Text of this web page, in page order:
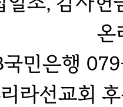
온
국민은행
라선교회